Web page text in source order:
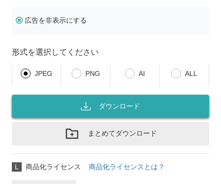
広告を非表示にする
形式を選択してください
JPEG PNG AI ALL
ダウンロード
まとめてダウンロード
L 商品化ライセンス 商品化ライセンスとは？